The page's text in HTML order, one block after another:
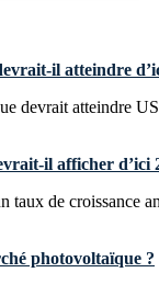
il atteindre
devrait atteindre
il afficher d’ici
taux de croissance
photovoltaïque ?